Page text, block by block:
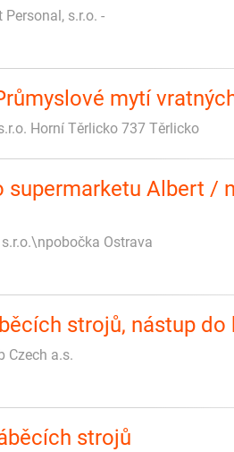
s.r.o. -
mytí
Horní Těrlicko 737 Těrlicko
supermarketu Albert /
s.r.o.\npobočka Ostrava
strojů, nástup do
Czech a.s.
strojů